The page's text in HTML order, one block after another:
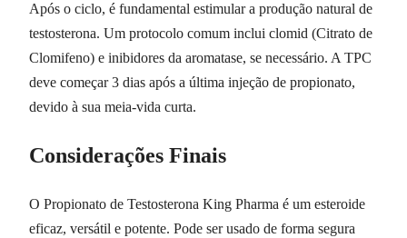
Após o ciclo, é fundamental estimular a produção natural de
testosterona. Um protocolo comum inclui clomid (Citrato de
Clomifeno) e inibidores da aromatase, se necessário. A TPC
deve começar 3 dias após a última injeção de propionato,
devido à sua meia-vida curta.
Considerações Finais
O Propionato de Testosterona King Pharma é um esteroide
eficaz, versátil e potente. Pode ser usado de forma segura